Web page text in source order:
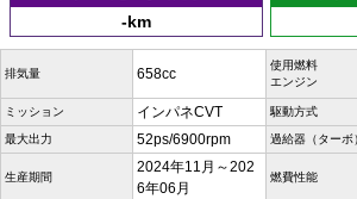
-km
排気量 658cc
使用燃料
エンジン
ミッション インパネCVT 駆動方式
最大出力 52ps/6900rpm 過給器（ターボ
生産期間
2024年11月～202
6年06月
燃費性能